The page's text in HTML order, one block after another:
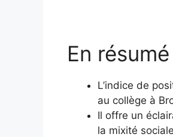
En
L’indice de
au collège à
Il offre un
la mixité